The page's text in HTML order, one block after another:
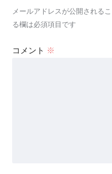
メールアドレスが公開される
る欄は必須項目です
コメント ※